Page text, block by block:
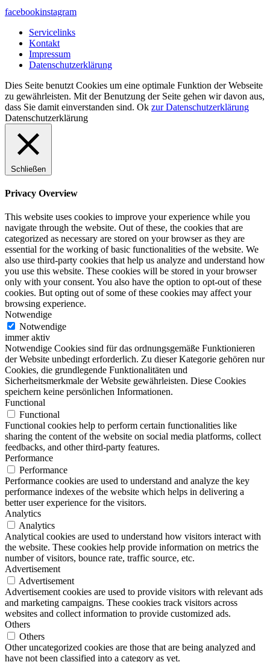
facebookinstagram
Servicelinks
Kontakt
Impressum
Datenschutzerklärung
Dies Seite benutzt Cookies um eine optimale Funktion der Webseite
zu gewährleisten. Mit der Benutzung der Seite gehen wir davon aus,
dass Sie damit einverstanden sind. Ok zur Datenschutzerklärung
Datenschutzerklärung
Schließen
Privacy Overview
This website uses cookies to improve your experience while you
navigate through the website. Out of these, the cookies that are
categorized as necessary are stored on your browser as they are
essential for the working of basic functionalities of the website. We
also use third-party cookies that help us analyze and understand how
you use this website. These cookies will be stored in your browser
only with your consent. You also have the option to opt-out of these
cookies. But opting out of some of these cookies may affect your
browsing experience.
Notwendige
Notwendige
immer aktiv
Notwendige Cookies sind für das ordnungsgemäße Funktionieren
der Website unbedingt erforderlich. Zu dieser Kategorie gehören nur
Cookies, die grundlegende Funktionalitäten und
Sicherheitsmerkmale der Website gewährleisten. Diese Cookies
speichern keine persönlichen Informationen.
Functional
Functional
Functional cookies help to perform certain functionalities like
sharing the content of the website on social media platforms, collect
feedbacks, and other third-party features.
Performance
Performance
Performance cookies are used to understand and analyze the key
performance indexes of the website which helps in delivering a
better user experience for the visitors.
Analytics
Analytics
Analytical cookies are used to understand how visitors interact with
the website. These cookies help provide information on metrics the
number of visitors, bounce rate, traffic source, etc.
Advertisement
Advertisement
Advertisement cookies are used to provide visitors with relevant ads
and marketing campaigns. These cookies track visitors across
websites and collect information to provide customized ads.
Others
Others
Other uncategorized cookies are those that are being analyzed and
have not been classified into a category as yet.